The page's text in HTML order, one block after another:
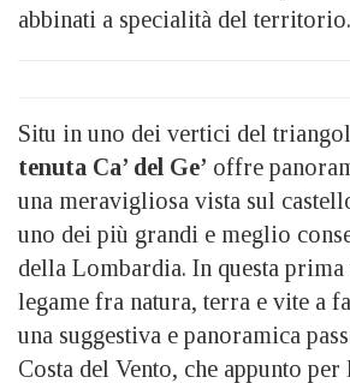
abbinati a specialità del territorio.
Situ in uno dei vertici del
tenuta Ca’ del Ge’ offre
una meravigliosa vista sul
uno dei più grandi e meglio
della Lombardia. In questa prima
legame fra natura, terra e vite a
una suggestiva e panoramica
Costa del Vento, che appunto